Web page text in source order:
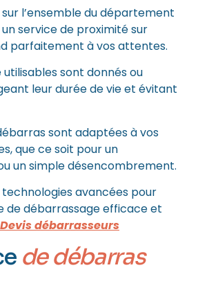
l’ensemble du département
service de proximité sur
parfaitement à vos attentes.
sont donnés ou
leur durée de vie et évitant
sont adaptées à vos
que ce soit pour un
un simple désencombrement.
technologies avancées pour
de débarrassage efficace et
débarrasseurs
de débarras